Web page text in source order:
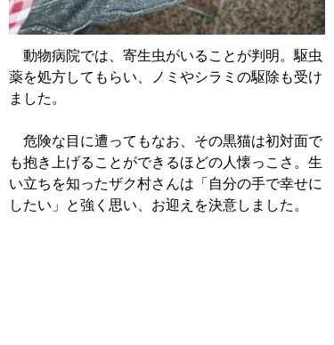
動物病院では、寄生虫がいることが判明。駆虫
薬を処方してもらい、ノミやシラミの駆除も受け
ました。
危険な目に遭ってもなお、その黒猫は初対面で
も抱き上げることができるほどの人懐っこさ。生
い立ちを知ったザク村さんは「自分の手で幸せに
したい」と強く思い、お迎えを決意しました。